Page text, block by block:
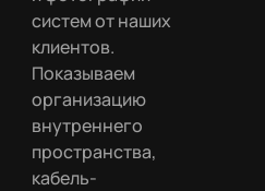
систем от наших
клиентов.
Показываем
организацию
внутреннего
пространства,
кабель-